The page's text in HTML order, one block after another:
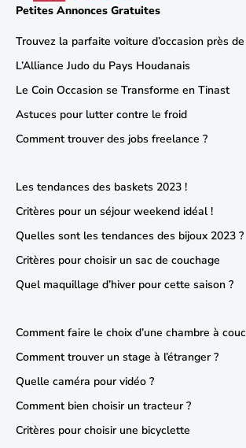
Petites Annonces Gratuites
Trouvez la parfaite voiture d’occasion près
L’Alliance Judo du Pays Houdanais
Le Coin Occasion se Transforme en Tinast
Astuces pour lutter contre le froid
Comment trouver des jobs freelance ?
Les tendances des baskets 2023 !
Critères pour un séjour weekend idéal !
Quelles sont les tendances des bijoux 2023 ?
Critères pour choisir un sac de couchage
Quel maquillage d’hiver pour cette saison ?
Comment faire le choix d’une chambre à
Comment trouver un stage à l’étranger ?
Quelle caméra pour vidéo ?
Comment bien choisir un tracteur ?
Critères pour choisir une bicyclette